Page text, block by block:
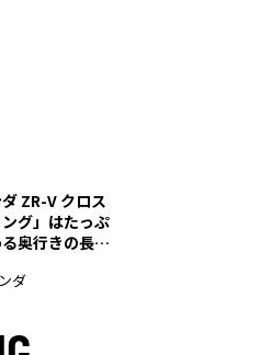
ダ ZR-V クロス
グ」はたっぷ
奥行きの長い
ダ